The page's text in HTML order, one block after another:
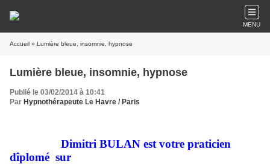
MENU
Accueil » Lumière bleue, insomnie, hypnose
Lumière bleue, insomnie, hypnose
Publié le 03/02/2014 à 10:41
Par Hypnothérapeute Le Havre / Paris
Dimitri BULAN est votre praticien
dîplomé sur